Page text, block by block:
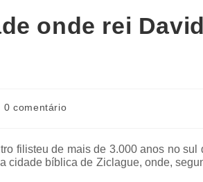
onde rei David
0 comentário
filisteu de mais de 3.000 anos no sul
cidade bíblica de Ziclague, onde,